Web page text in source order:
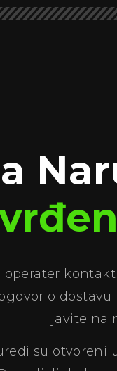
operater
javite na
su otvoreni